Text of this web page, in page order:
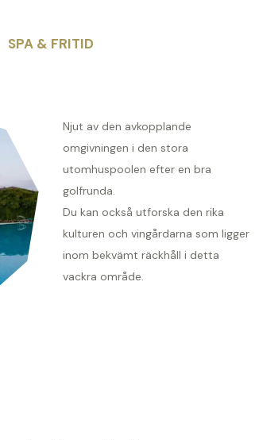
SPA & FRITID
Njut av den avkopplande
omgivningen i den stora
utomhuspoolen efter en bra
golfrunda.
Du kan också utforska den rika
kulturen och vingårdarna som ligger
inom bekvämt räckhåll i detta
vackra område.